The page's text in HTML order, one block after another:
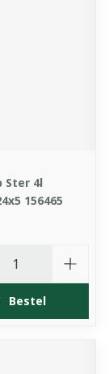
Ster 4l
156465
Bestel